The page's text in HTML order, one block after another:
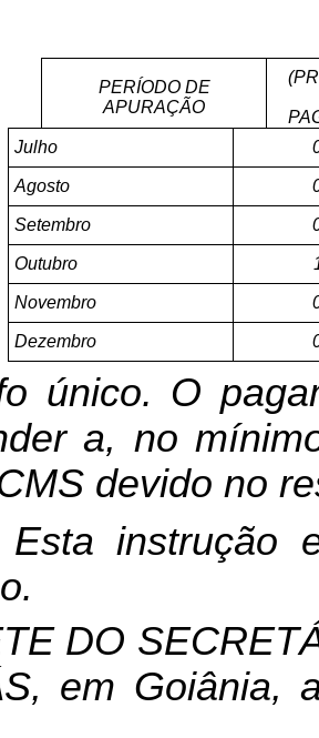
PERÍODO DE
APURAÇÃO
Julho
Agosto
Setembro
Outubro
Novembro
Dezembro
único. O
a, no
devido no
Esta instrução
DO
em Goiânia,